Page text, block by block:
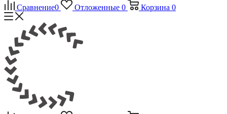
Сравнение0 Отложенные 0 Корзина 0